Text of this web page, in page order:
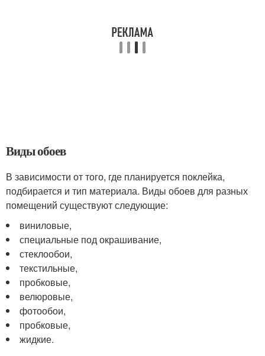
Виды обоев
В зависимости от того, где планируется поклейка,
подбирается и тип материала. Виды обоев для разных
помещений существуют следующие:
виниловые,
специальные под окрашивание,
стеклообои,
текстильные,
пробковые,
велюровые,
фотообои,
пробковые,
жидкие.